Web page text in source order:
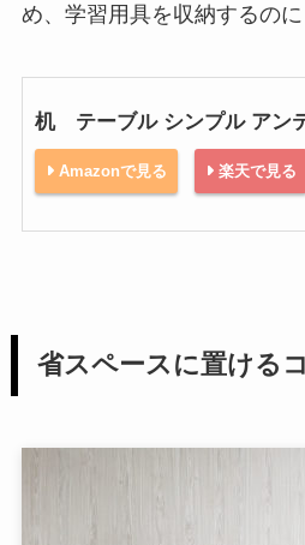
め、学習用具を収納するのに
机 テーブル シンプル アン
Amazonで見る 楽天で見る
省スペースに置ける